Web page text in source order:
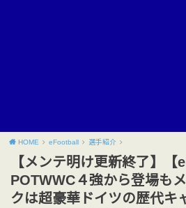
HOME eFootball 選手紹介
【メンテ明け更新終了】【
POTWWC４強から登場も
クは超豪華ドイツの歴代キ